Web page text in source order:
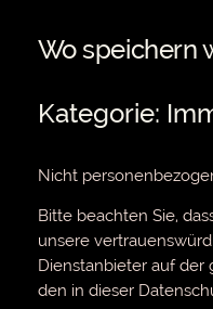
Wo speichern
Kategorie:
Nicht
Bitte beachten Sie,
unsere
Dienstanbieter auf der
den in dieser